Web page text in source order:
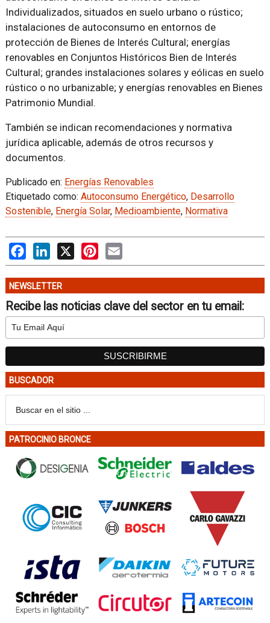
Individualizados, situados en suelo urbano o rústico;
instalaciones de autoconsumo en entornos de
protección de Bienes de Interés Cultural; energías
renovables en Conjuntos Históricos Bien de Interés
Cultural; grandes instalaciones solares y eólicas en suelo
rústico o no urbanizable; y energías renovables en Bienes
Patrimonio Mundial.
También se indican recomendaciones y normativa
jurídica aplicable, además de otros recursos y
documentos.
Publicado en: Energías Renovables
Etiquetado como: Autoconsumo Energético, Desarrollo
Sostenible, Energía Solar, Medioambiente, Normativa
FacebookLinkedIn
X PinterestEmail
NEWSLETTER
Recibe las noticias clave del sector en tu email:
BUSCADOR
PATROCINIO BRONCE